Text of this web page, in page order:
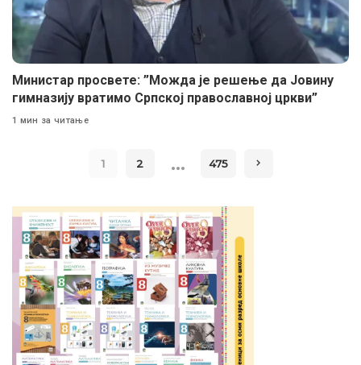
Министар просвете: ”Можда је решење да Јовину
гимназију вратимо Српској православној цркви”
1 мин за читање
1 2 … 475